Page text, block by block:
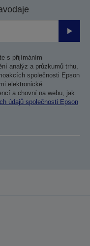
s přijímáním
analýz a průzkumů trhu,
společnosti Epson
elektronické
a chovní na webu, jak
údajů společnosti Epson